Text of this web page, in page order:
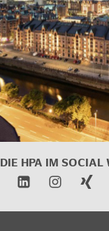
DIE HPA IM SOCIAL